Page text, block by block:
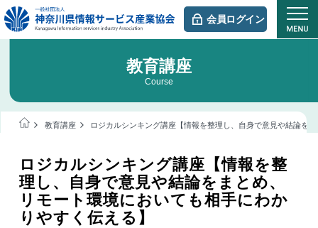
会員ログイン
教育講座
Course
教育講座 ロジカルシンキング講座【情報を整理し、自身で意見や結論を
ロジカルシンキング講座【情報を整
理し、自身で意見や結論をまとめ、
リモート環境においても相手にわか
りやすく伝える】